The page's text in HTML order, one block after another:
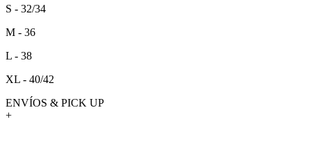
S - 32/34
M - 36
L - 38
XL - 40/42
ENVÍOS & PICK UP
+